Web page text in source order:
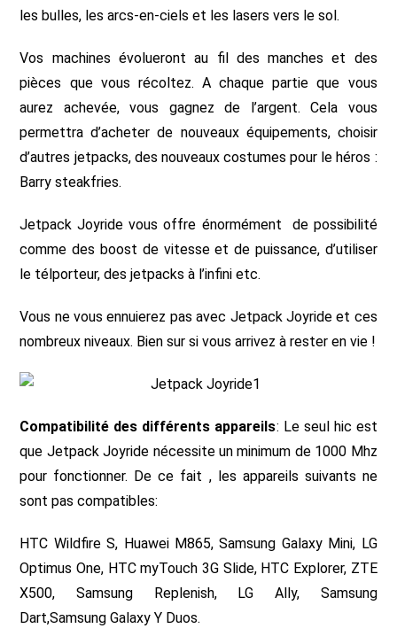
les bulles, les arcs-en-ciels et les lasers vers le sol.
Vos machines évolueront au fil des manches et des
pièces que vous récoltez. A chaque partie que vous
aurez achevée, vous gagnez de l’argent. Cela vous
permettra d’acheter de nouveaux équipements, choisir
d’autres jetpacks, des nouveaux costumes pour le héros :
Barry steakfries.
Jetpack Joyride vous offre énormément de possibilité
comme des boost de vitesse et de puissance, d’utiliser
le télporteur, des jetpacks à l’infini etc.
Vous ne vous ennuierez pas avec Jetpack Joyride et ces
nombreux niveaux. Bien sur si vous arrivez à rester en vie !
Compatibilité des différents appareils: Le seul hic est
que Jetpack Joyride nécessite un minimum de 1000 Mhz
pour fonctionner. De ce fait , les appareils suivants ne
sont pas compatibles:
HTC Wildfire S, Huawei M865, Samsung Galaxy Mini, LG
Optimus One, HTC myTouch 3G Slide, HTC Explorer, ZTE
X500, Samsung Replenish, LG Ally, Samsung
Dart,Samsung Galaxy Y Duos.